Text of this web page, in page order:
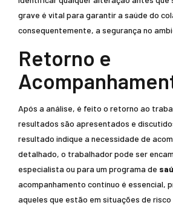
grave é vital para garantir a saúde do
consequentemente, a segurança no
Retorno e
Após a análise, é feito o retorno ao
resultados são apresentados e
resultado indique a necessidade de
detalhado, o trabalhador pode ser
especialista ou para um programa de
acompanhamento contínuo é essencial,
aqueles que estão em situações de risco